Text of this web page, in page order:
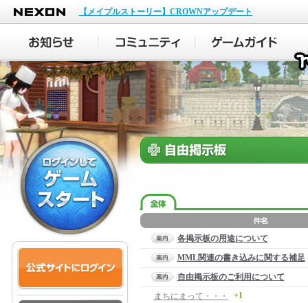
NEXON
【メイプルストーリー】CROWNアップデート
各掲示板の用途について
MML関連の書き込みに関する補足
自由掲示板のご利用について
まちにまって・・・
+1